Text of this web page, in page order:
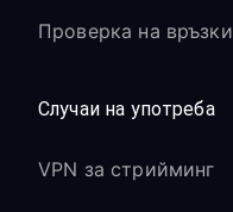
Проверка на връзки
Случаи на употреба
VPN за стрийминг